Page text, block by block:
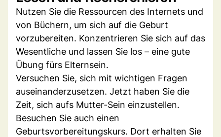
Nutzen Sie die Ressourcen des Internets und
von Büchern, um sich auf die Geburt
vorzubereiten. Konzentrieren Sie sich auf das
Wesentliche und lassen Sie los – eine gute
Übung fürs Elternsein.
Versuchen Sie, sich mit wichtigen Fragen
auseinanderzusetzen. Jetzt haben Sie die
Zeit, sich aufs Mutter-Sein einzustellen.
Besuchen Sie auch einen
Geburtsvorbereitungskurs. Dort erhalten Sie